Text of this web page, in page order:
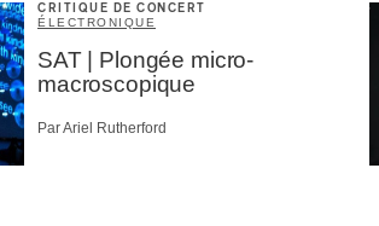
CRITIQUE DE CONCERT
ÉLECTRONIQUE
SAT | Plongée micro-
macroscopique
Par Ariel Rutherford